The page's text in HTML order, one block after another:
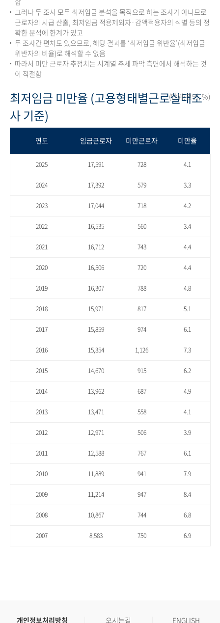
그러나 두 조사 모두 최저임금 분석을 목적으로 하는 조사가 아니므로
근로자의 시급 산출, 최저임금 적용제외자·감액적용자의 식별 등의 정
확한 분석에 한계가 있고
두 조사간 편차도 있으므로, 해당 결과를 ‘최저임금 위반율’(최저임금
위반자의 비율)로 해석할 수 없음
따라서 미만 근로자 추정치는 시계열 추세 파악 측면에서 해석하는 것
이 적절함
최저임금 미만율 (고용형태별근로실태조
사 기준)
(단위:천명, %)
연도 임금근로자 미만근로자 미만율
2025 17,591 728 4.1
2024 17,392 579 3.3
2023 17,044 718 4.2
2022 16,535 560 3.4
2021 16,712 743 4.4
2020 16,506 720 4.4
2019 16,307 788 4.8
2018 15,971 817 5.1
2017 15,859 974 6.1
2016 15,354 1,126 7.3
2015 14,670 915 6.2
2014 13,962 687 4.9
2013 13,471 558 4.1
2012 12,971 506 3.9
2011 12,588 767 6.1
2010 11,889 941 7.9
2009 11,214 947 8.4
2008 10,867 744 6.8
2007 8,583 750 6.9
개인정보처리방침 오시는길 ENGLISH